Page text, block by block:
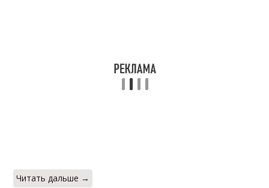
Читать дальше →